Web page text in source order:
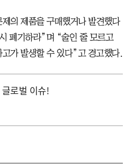
의 제품을 구매했거나 발견했다
폐기하라”며 “술인 줄 모르고
가 발생할 수 있다”고 경고했다.
로벌 이슈!